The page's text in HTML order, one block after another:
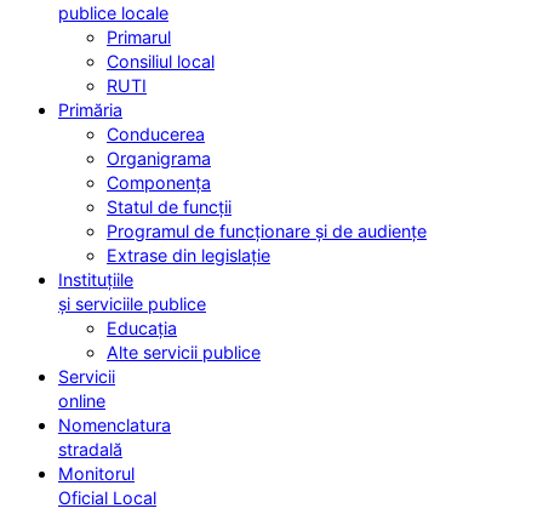
publice locale
Primarul
Consiliul local
RUTI
Primăria
Conducerea
Organigrama
Componența
Statul de funcții
Programul de funcționare și de audiențe
Extrase din legislație
Instituțiile
și serviciile publice
Educația
Alte servicii publice
Servicii
online
Nomenclatura
stradală
Monitorul
Oficial Local